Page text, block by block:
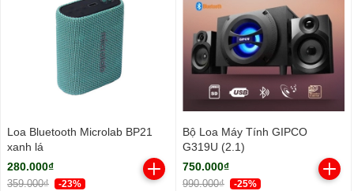
Loa Bluetooth Microlab BP21
xanh lá
280.000₫
359.000₫ -23%
Bộ Loa Máy Tính GIPCO
G319U (2.1)
750.000₫
990.000₫ -25%